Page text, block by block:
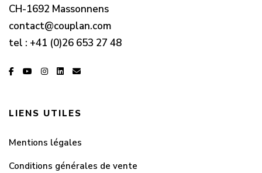
CH-1692 Massonnens
contact@couplan.com
tel : +41 (0)26 653 27 48
LIENS UTILES
Mentions légales
Conditions générales de vente